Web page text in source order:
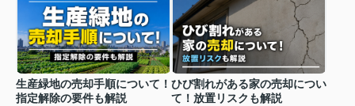
生産緑地の売却手順について！
指定解除の要件も解説
ひび割れがある家の売却につい
て！放置リスクも解説